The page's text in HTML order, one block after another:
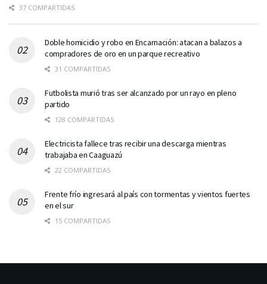
37 COMPARTIDAS
Doble homicidio y robo en Encarnación: atacan a balazos a
compradores de oro en un parque recreativo
31 COMPARTIDAS
Futbolista murió tras ser alcanzado por un rayo en pleno
partido
128 COMPARTIDAS
Electricista fallece tras recibir una descarga mientras
trabajaba en Caaguazú
22 COMPARTIDAS
Frente frío ingresará al país con tormentas y vientos fuertes
en el sur
15 COMPARTIDAS